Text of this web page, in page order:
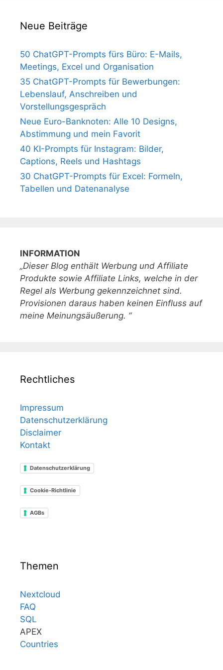
Neue Beiträge
50 ChatGPT-Prompts fürs Büro: E-Mails,
Meetings, Excel und Organisation
35 ChatGPT-Prompts für Bewerbungen:
Lebenslauf, Anschreiben und
Vorstellungsgespräch
Neue Euro-Banknoten: Alle 10 Designs,
Abstimmung und mein Favorit
40 KI-Prompts für Instagram: Bilder,
Captions, Reels und Hashtags
30 ChatGPT-Prompts für Excel: Formeln,
Tabellen und Datenanalyse
INFORMATION
„Dieser Blog enthält Werbung und Affiliate
Produkte sowie Affiliate Links, welche in der
Regel als Werbung gekennzeichnet sind.
Provisionen daraus haben keinen Einfluss auf
meine Meinungsäußerung. “
Rechtliches
Impressum
Datenschutzerklärung
Disclaimer
Kontakt
Datenschutzerklärung
Cookie-Richtlinie
AGBs
Themen
Nextcloud
FAQ
SQL
APEX
Countries